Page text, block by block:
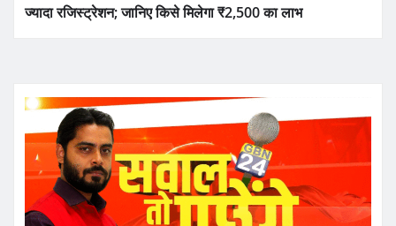
ज्यादा रजिस्ट्रेशन; जानिए किसे मिलेगा ₹2,500 का लाभ